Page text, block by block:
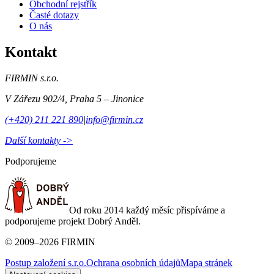
Obchodní rejstřík
Časté dotazy
O nás
Kontakt
FIRMIN s.r.o.
V Zářezu 902/4 Praha 5 – Jinonice
(+420) 211 221 890|info@firmin.cz
Další kontakty ->
Podporujeme
Od roku 2014 každý měsíc přispíváme a
podporujeme projekt Dobrý Anděl.
© 2009–2026 FIRMIN
Postup založení s.r.o.Ochrana osobních údajůMapa stránek